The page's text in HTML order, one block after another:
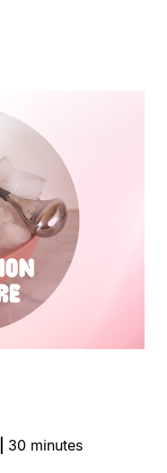
30 minutes